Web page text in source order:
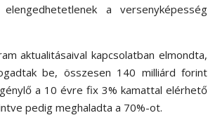
a versenyképesség
aktualitásaival kapcsolatban elmondta,
be, összesen 140 milliárd forint
a 10 évre fix 3% kamattal elérhető
pedig meghaladta a 70%-ot.